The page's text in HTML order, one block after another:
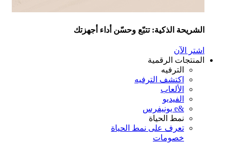
الذكية: تتبّع وحسّن أداء أجهزتك
الرقمية
الترفيه
اكتشف الترفيه
الألعاب
نمط الحياة
تعرف على نمط الحياة